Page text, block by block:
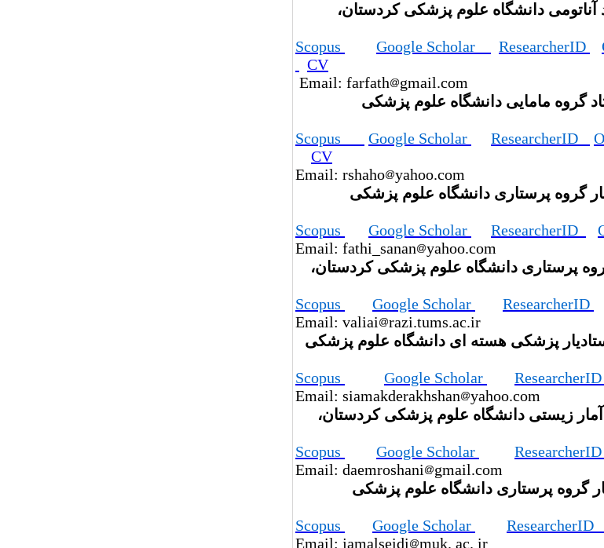
آناتومی دانشگاه علوم پزشکی کردستان،
Scopus
Google Scholar ResearcherID
CV
Email: farfath
gmail.com
گروه مامایی دانشگاه علوم پزشکی
Scopus
Google Scholar ResearcherID
CV
Email: rshaho yahoo.com
گروه پرستاری دانشگاه علوم پزشکی
Scopus
Google Scholar ResearcherID
Email: fathi_sanan
yahoo.com
پرستاری دانشگاه علوم پزشکی کردستان،
Scopus
Google Scholar ResearcherID
Email: valiai
razi.tums.ac.ir
پزشکی هسته ای دانشگاه علوم پزشکی
Scopus
Google Scholar ResearcherID
Email: siamakderakhshan
yahoo.com
آمار زیستی دانشگاه علوم پزشکی کردستان،
Scopus
Google Scholar ResearcherID
Email: daemroshani
gmail.com
گروه پرستاری دانشگاه علوم پزشکی
Scopus
Google Scholar ResearcherID
Email: jamalseidi
muk. ac. ir